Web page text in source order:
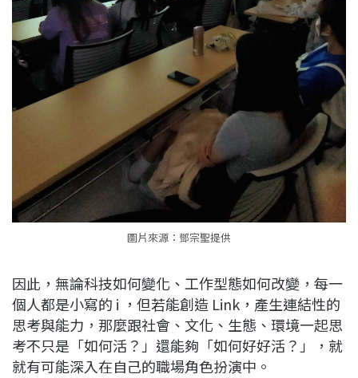
圖片來源：鄧宗聖提供
因此，無論科技如何變化、工作型態如何改變，每一
個人都是小寫的 i ，但若能創造 Link，產生連結性的
思考與能力，那麼跟社會、文化、生態、環境一起思
考不只是「如何活？」還能夠「如何好好活？」，就
就有可能深入在自己的職場角色扮演中。